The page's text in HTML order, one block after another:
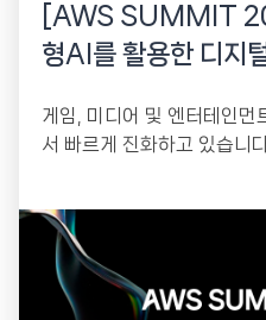
[AWS SUMMIT
형AI를 활용한 디지
례
게임, 미디어 및 엔터테인먼
서 빠르게 진화하고 있습니